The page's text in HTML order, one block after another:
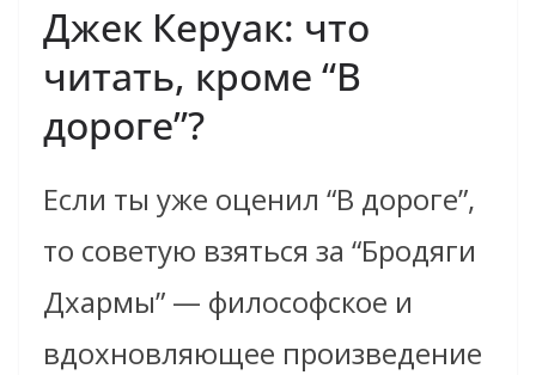
Джек Керуак: что
читать, кроме “В
дороге”?
Если ты уже оценил “В дороге”,
то советую взяться за “Бродяги
Дхармы” — философское и
вдохновляющее произведение